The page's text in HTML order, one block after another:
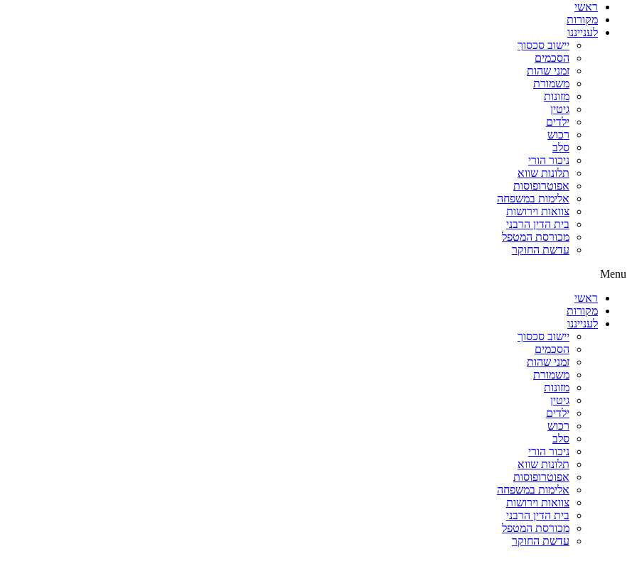
ראשי
מקורות
לענייננו
יישוב סכסוך
הסכמים
זמני שהות
משמורת
מזונות
גיטין
ילדים
רכוש
סלב
ניכור הורי
תלונות שווא
אפוטרופוסות
אלימות במשפחה
צוואות וירושות
בית הדין הרבני
מכורסת המטפל
עדשת החוקר
Menu
ראשי
מקורות
לענייננו
יישוב סכסוך
הסכמים
זמני שהות
משמורת
מזונות
גיטין
ילדים
רכוש
סלב
ניכור הורי
תלונות שווא
אפוטרופוסות
אלימות במשפחה
צוואות וירושות
בית הדין הרבני
מכורסת המטפל
עדשת החוקר